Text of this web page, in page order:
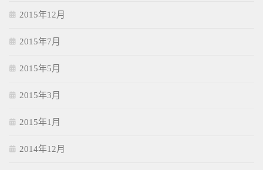
2015年12月
2015年7月
2015年5月
2015年3月
2015年1月
2014年12月